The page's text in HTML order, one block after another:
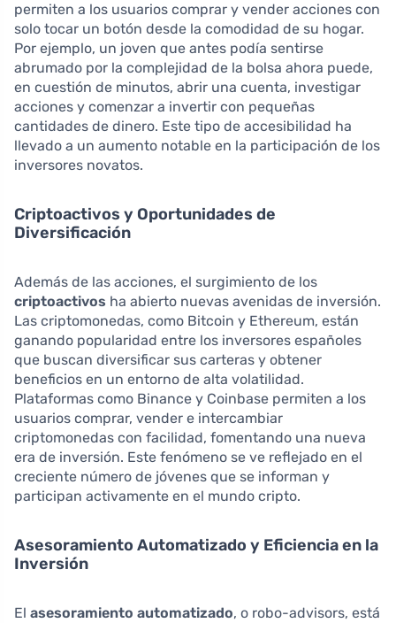
permiten a los usuarios comprar y vender acciones con
solo tocar un botón desde la comodidad de su hogar.
Por ejemplo, un joven que antes podía sentirse
abrumado por la complejidad de la bolsa ahora puede,
en cuestión de minutos, abrir una cuenta, investigar
acciones y comenzar a invertir con pequeñas
cantidades de dinero. Este tipo de accesibilidad ha
llevado a un aumento notable en la participación de los
inversores novatos.
Criptoactivos y Oportunidades de
Diversificación
Además de las acciones, el surgimiento de los
criptoactivos ha abierto nuevas avenidas de inversión.
Las criptomonedas, como Bitcoin y Ethereum, están
ganando popularidad entre los inversores españoles
que buscan diversificar sus carteras y obtener
beneficios en un entorno de alta volatilidad.
Plataformas como Binance y Coinbase permiten a los
usuarios comprar, vender e intercambiar
criptomonedas con facilidad, fomentando una nueva
era de inversión. Este fenómeno se ve reflejado en el
creciente número de jóvenes que se informan y
participan activamente en el mundo cripto.
Asesoramiento Automatizado y Eficiencia en la
Inversión
El asesoramiento automatizado, o robo-advisors, está